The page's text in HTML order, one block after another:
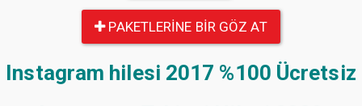
PAKETLERINE BIR GÖZ AT
Instagram hilesi 2017 %100 Ücretsiz